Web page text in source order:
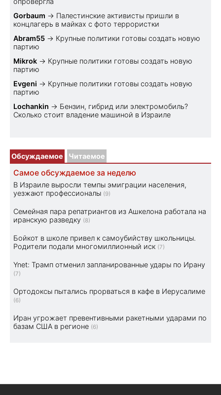
Gorbaum → Палестинские активисты пришли в
концлагерь в майках с фото террористки
Abram55 → Крупные политики готовы создать новую
партию
Mikrok → Крупные политики готовы создать новую
партию
Evgeni → Крупные политики готовы создать новую
партию
Lochankin → Бензин, гибрид или электромобиль?
Cколько стоит владение машиной в Израиле
Обсуждаемое Читаемое
Самое обсуждаемое за неделю
В Израиле выросли темпы эмиграции населения,
уезжают профессионалы (9)
Семейная пара репатриантов из Ашкелона работала на
иранскую разведку (8)
Бойкот в школе привел к самоубийству школьницы.
Родители подали многомиллионный иск (7)
Ynet: Трамп отменил запланированные удары по Ирану
(7)
Ортодоксы пытались прорваться в кафе в Иерусалиме
(6)
Иран угрожает превентивными ракетными ударами по
базам США в регионе (6)